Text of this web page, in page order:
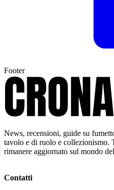
Footer
News, recensioni, guide su
tavolo e di ruolo e collezionismo.
rimanere aggiornato sul mondo
Contatti